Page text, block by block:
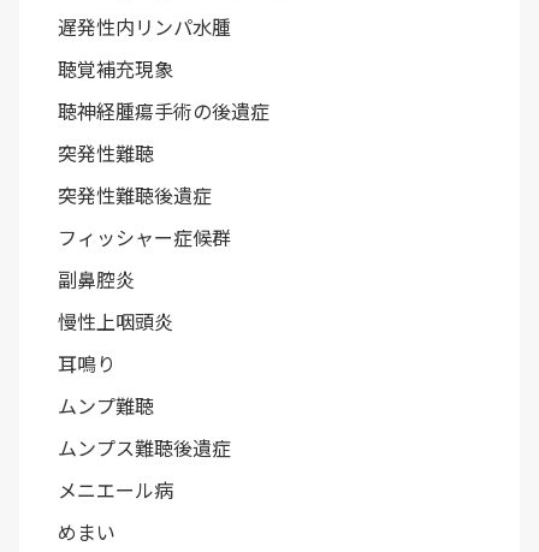
遅発性内リンパ水腫
聴覚補充現象
聴神経腫瘍手術の後遺症
突発性難聴
突発性難聴後遺症
フィッシャー症候群
副鼻腔炎
慢性上咽頭炎
耳鳴り
ムンプ難聴
ムンプス難聴後遺症
メニエール病
めまい